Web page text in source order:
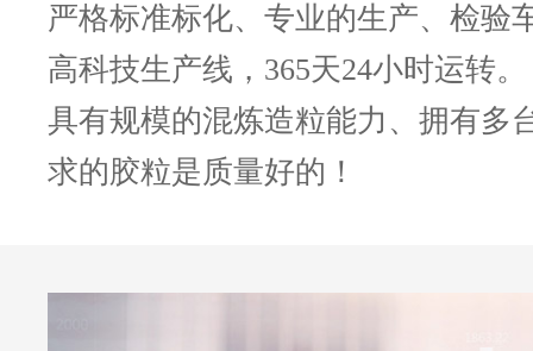
严格标准标化、专业的生产、检验
高科技生产线，365天24小时运转。
具有规模的混炼造粒能力、拥有多
求的胶粒是质量好的！